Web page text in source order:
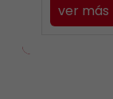
ver más